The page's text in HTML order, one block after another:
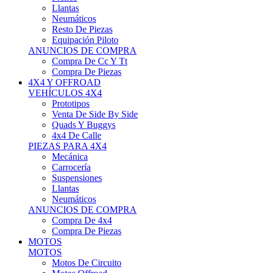
Llantas
Neumáticos
Resto De Piezas
Equipación Piloto
ANUNCIOS DE COMPRA
Compra De Cc Y Tt
Compra De Piezas
4X4 Y OFFROAD
VEHÍCULOS 4X4
Prototipos
Venta De Side By Side
Quads Y Buggys
4x4 De Calle
PIEZAS PARA 4X4
Mecánica
Carrocería
Suspensiones
Llantas
Neumáticos
ANUNCIOS DE COMPRA
Compra De 4x4
Compra De Piezas
MOTOS
MOTOS
Motos De Circuito